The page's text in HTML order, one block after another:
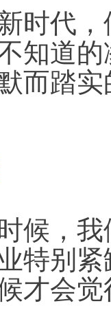
时代
知道
而踏
候，
特别
才会